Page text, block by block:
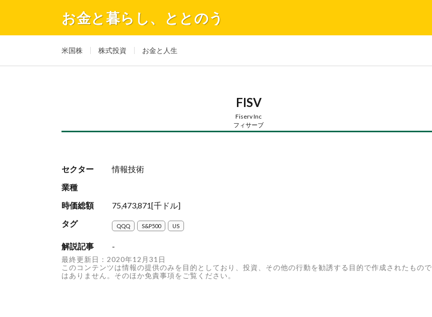
お金と暮らし、ととのう
米国株 株式投資 お金と人生
FISV
Fiserv Inc
フィサーブ
セクター
情報技術
業種
時価総額
75,473,871[千ドル]
タグ
QQQ S&P500 US
解説記事 -
最終更新日：2020年12月31日
このコンテンツは情報の提供のみを目的としており、投資、その他の行動を勧誘する目的で作成されたもので
はありません。そのほか免責事項をご覧ください。